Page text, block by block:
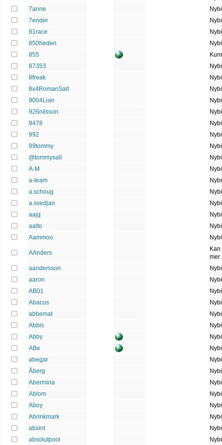
7anne
7ender
81race
850heden
855
87353
8freak
8x4RomanSalt
9004Lian
926nilsson
9478
992
99tommy
@tommysall
A-M
a-team
a.schoug
a.svedjan
aajg
aalto
Aammoo
AAnders
mer
aandersson
aaron
AB01
Abacus
abbemat
Abbis
Abby
ABe
abegar
Åberg
Abermina
Ablom
Aboy
Abrinkmark
absint
absolutpool